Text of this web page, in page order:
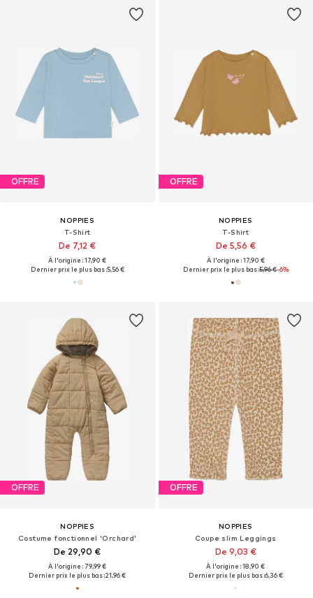
OFFRE
NOPPIES
T-Shirt
De 7,12 €
À l'origine : 17,90 €
Dernier prix le plus bas :5,56 €
OFFRE
NOPPIES
T-Shirt
De 5,56 €
À l'origine : 17,90 €
Dernier prix le plus bas :5,96 €-6%
OFFRE
NOPPIES
Costume fonctionnel 'Orchard'
De 29,90 €
À l'origine : 79,99 €
Dernier prix le plus bas :21,96 €
OFFRE
NOPPIES
Coupe slim Leggings
De 9,03 €
À l'origine : 18,90 €
Dernier prix le plus bas :6,36 €